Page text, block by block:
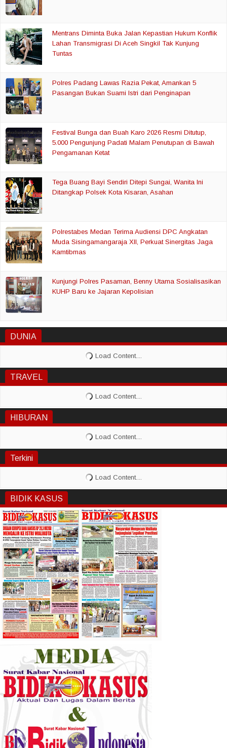
Mentrans Diminta Buka Jalan Kepastian Hukum Konflik
Lahan Transmigrasi Di Aceh Singkil Tak Kunjung
Tuntas
Polres Padang Lawas Razia Pekat, Amankan 5
Pasangan Bukan Suami Istri dari Penginapan
Festival Bunga dan Buah Karo 2026 Resmi Ditutup,
5.000 Pengunjung Padati Malam Penutupan di Bawah
Pengamanan Ketat
Tega Buang Bayi Sendiri Ditepi Sungai, Wanita Ini
Ditangkap Polsek Kota Kisaran, Asahan
Polrestabes Medan Terima Audiensi DPC Angkatan
Muda Sisingamangaraja XII, Perkuat Sinergitas Jaga
Kamtibmas
Kunjungi Polres Pasaman, Benny Utama Sosialisasikan
KUHP Baru ke Jajaran Kepolisian
DUNIA
TRAVEL
HIBURAN
Terkini
BIDIK KASUS